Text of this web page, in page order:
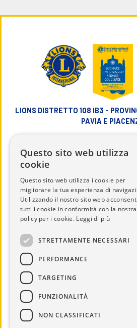
LIONS DISTRETTO 108 IB3 -
PAVIA E
CHI SIAMO
IL DISTRETTO
NEWS ED
Questo sito web utilizza
cookie
Questo sito web utilizza i cookie per
migliorare la tua esperienza di
Utilizzando il nostro sito web
tutti i cookie in conformità con la nostra
policy per i cookie. Leggi di più
STRETTAMENTE NECESSARI
PERFORMANCE
TARGETING
FUNZIONALITÀ
NON CLASSIFICATI